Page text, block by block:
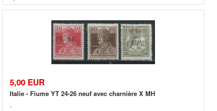
5,00 EUR
Italie - Fiume YT 24-26 neuf avec charnière X MH